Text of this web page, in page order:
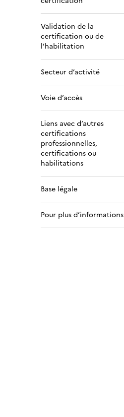
Validation de la
certification ou de
l’habilitation
Secteur d’activité
Voie d’accès
Liens avec d’autres
certifications
professionnelles,
certifications ou
habilitations
Base légale
Pour plus d’informations